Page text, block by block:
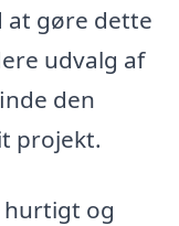
at gøre dette
udvalg af
den
projekt.
hurtigt og